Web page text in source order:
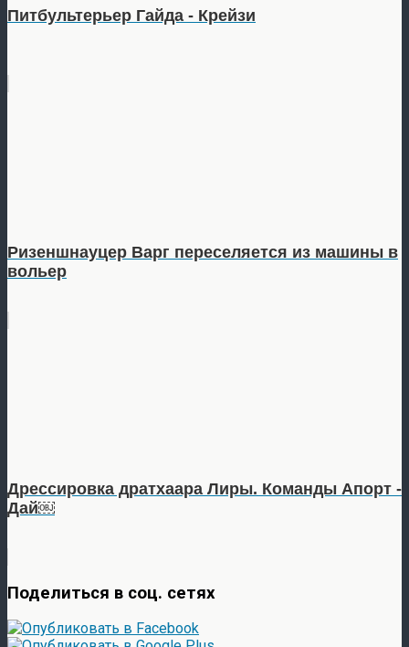
Питбультерьер Гайда - Крейзи
Ризеншнауцер Варг переселяется из машины в
вольер
Дрессировка дратхаара Лиры. Команды Апорт -
Дай￼
Поделиться в соц. сетях